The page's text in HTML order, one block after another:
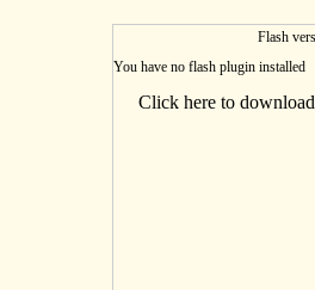
Flash
You have no flash plugin installed
Click here to